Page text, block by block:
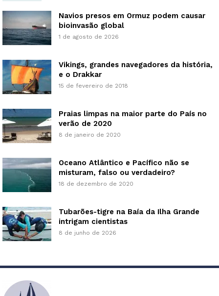
Navios presos em Ormuz podem causar
bioinvasão global
1 de agosto de 2026
Vikings, grandes navegadores da história,
e o Drakkar
15 de fevereiro de 2018
Praias limpas na maior parte do País no
verão de 2020
8 de janeiro de 2020
Oceano Atlântico e Pacífico não se
misturam, falso ou verdadeiro?
18 de dezembro de 2020
Tubarões-tigre na Baía da Ilha Grande
intrigam cientistas
8 de junho de 2026